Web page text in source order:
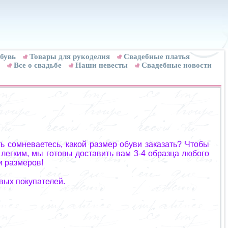
Товары для рукоделия
Cвадебные платья
Все о свадьбе
Наши невесты Свадебные новости
какой размер обуви заказать? Чтобы
мы готовы доставить вам 3-4 образца любого
размеров!
покупателей.